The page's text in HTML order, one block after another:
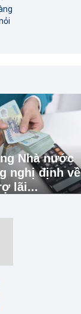
Nhà nước
nghị định về
lãi...